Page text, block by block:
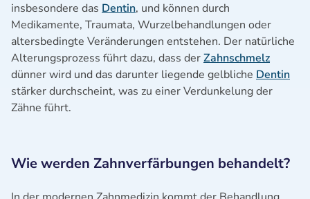
insbesondere das Dentin, und können durch
Medikamente, Traumata, Wurzelbehandlungen oder
altersbedingte Veränderungen entstehen. Der natürliche
Alterungsprozess führt dazu, dass derZahnschmelz
dünner wird und das darunter liegende gelbliche Dentin
stärker durchscheint, was zu einer Verdunkelung der
Zähne führt.
Wie werden Zahnverfärbungen behandelt?